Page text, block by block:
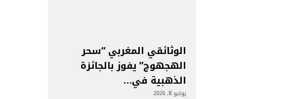
الوثائقي المغربي “سحر
الهجهوج” يفوز بالجائزة
الذهبية في…
يوليو 8, 2026